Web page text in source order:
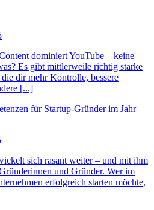
dominiert YouTube – keine
Es gibt mittlerweile richtig starke
dir mehr Kontrolle, bessere
[...]
für Startup-Gründer im Jahr
sich rasant weiter – und mit ihm
und Gründer. Wer im
erfolgreich starten möchte,